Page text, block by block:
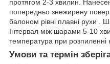
протягом 2-3 хвилин.
попередньо знежирену
балоном рівні плавні рухи .
Інтервал між шарами 5-10
температура при
Умови та термін